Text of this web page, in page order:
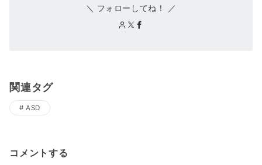
＼ フォローしてね！ ／
関連タグ
ASD
コメントする